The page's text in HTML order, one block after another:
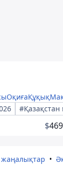
ОқиғаҚұқық
$